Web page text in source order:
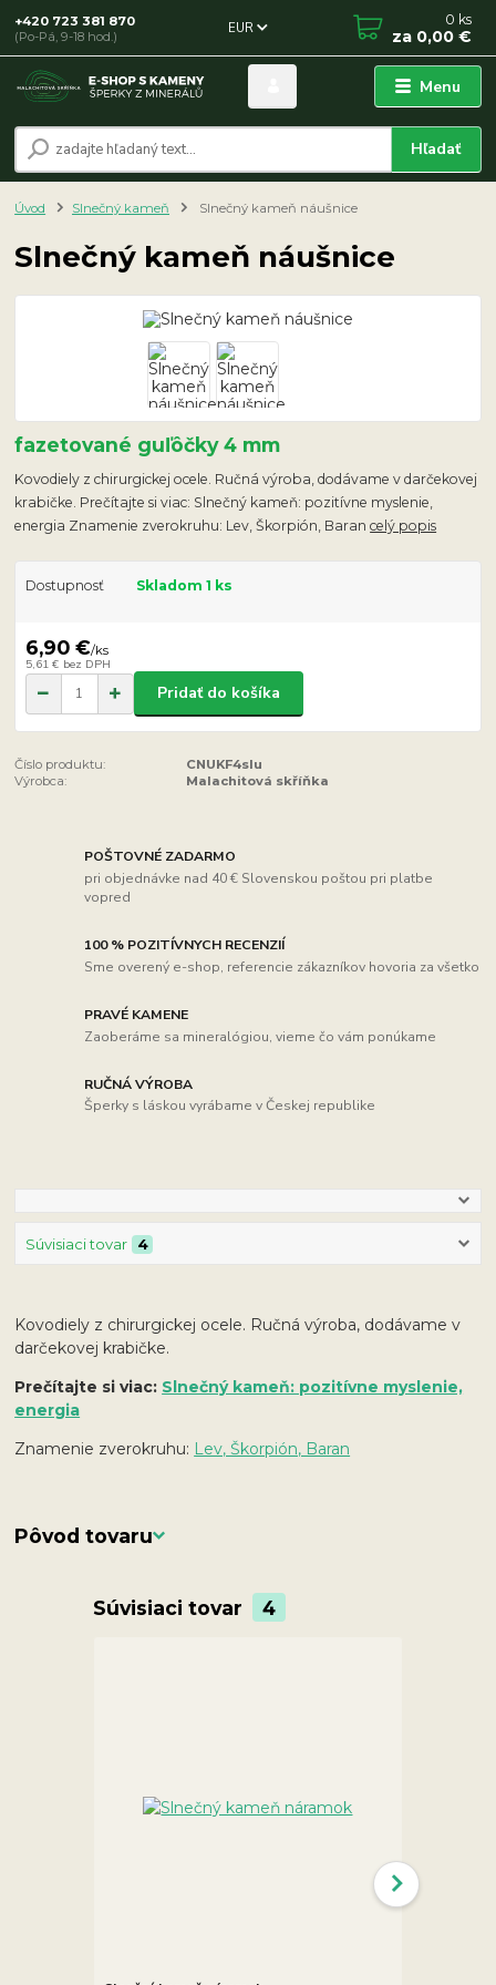
Menu
EUR
Hľadať
+420 723 381 870
(Po-Pá, 9-18 hod.)
0 ks
za 0,00 €
Úvod Slnečný kameň Slnečný kameň náušnice
Slnečný kameň náušnice
fazetované guľôčky 4 mm
Kovodiely z chirurgickej ocele. Ručná výroba, dodávame v darčekovej
krabičke. Prečítajte si viac: Slnečný kameň: pozitívne myslenie,
energia Znamenie zverokruhu: Lev, Škorpión, Barancelý popis
Dostupnosť Skladom 1 ks
6,90 €/ks
5,61 € bez DPH
Pridať do košíka
Číslo produktu:
CNUKF4slu
Výrobca:
Malachitová skříňka
POŠTOVNÉ ZADARMO
pri objednávke nad 40 € Slovenskou poštou pri platbe
vopred
100 % POZITÍVNYCH RECENZIÍ
Sme overený e-shop, referencie zákazníkov hovoria za všetko
PRAVÉ KAMENE
Zaoberáme sa mineralógiou, vieme čo vám ponúkame
RUČNÁ VÝROBA
Šperky s láskou vyrábame v Českej republike
Súvisiaci tovar 4
Kovodiely z chirurgickej ocele. Ručná výroba, dodávame v
darčekovej krabičke.
Prečítajte si viac: Slnečný kameň: pozitívne myslenie,
energia
Znamenie zverokruhu: Lev, Škorpión, Baran
Pôvod tovaru
Súvisiaci tovar 4